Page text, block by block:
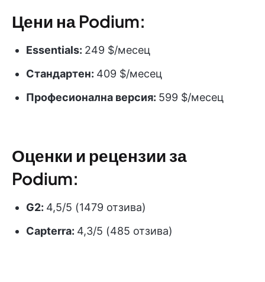
Цени на Podium:
Essentials: 249 $/месец
Стандартен: 409 $/месец
Професионална версия: 599 $/месец
Оценки и рецензии за
Podium:
G2: 4,5/5 (1479 отзива)
Capterra: 4,3/5 (485 отзива)